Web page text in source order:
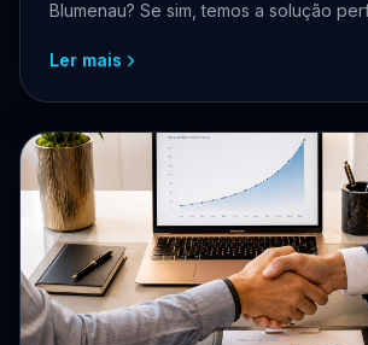
Blumenau? Se sim, temos a solução
Ler mais